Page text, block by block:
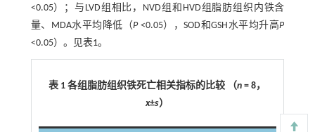
<0.05）；与LVD组相比，NVD组和HVD组脂肪组织内铁含
量、MDA水平均降低（P<0.05），SOD和GSH水平均升高P
<0.05）。见表1。
表 1 各组脂肪组织铁死亡相关指标的比较 （n = 8，
x±s）